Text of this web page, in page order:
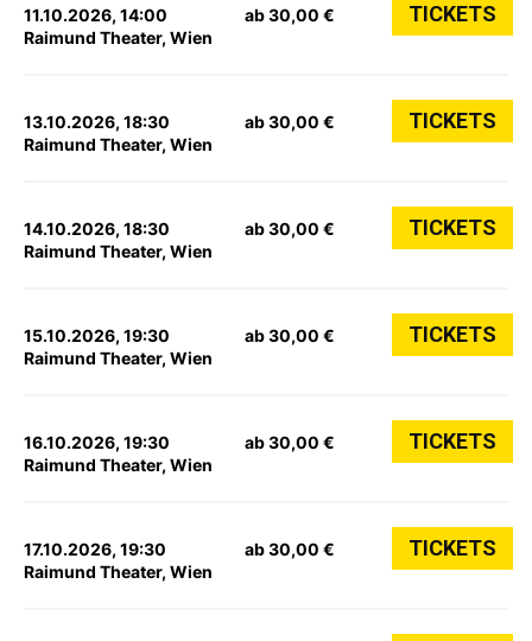
11.10.2026, 14:00
Raimund Theater, Wien
ab 30,00 € TICKETS
13.10.2026, 18:30
Raimund Theater, Wien
ab 30,00 € TICKETS
14.10.2026, 18:30
Raimund Theater, Wien
ab 30,00 € TICKETS
15.10.2026, 19:30
Raimund Theater, Wien
ab 30,00 € TICKETS
16.10.2026, 19:30
Raimund Theater, Wien
ab 30,00 € TICKETS
17.10.2026, 19:30
Raimund Theater, Wien
ab 30,00 € TICKETS